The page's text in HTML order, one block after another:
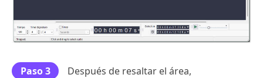
Paso 3
Después de resaltar el área,